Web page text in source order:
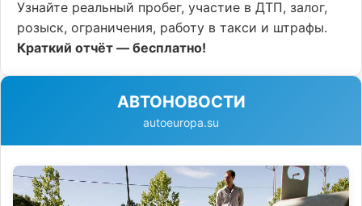
Узнайте реальный пробег, участие в ДТП, залог,
розыск, ограничения, работу в такси и штрафы.
Краткий отчёт — бесплатно!
АВТОНОВОСТИ
autoeuropa.su